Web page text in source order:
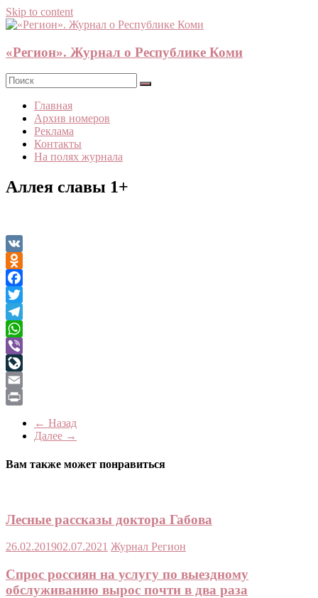
Skip to content
«Регион». Журнал о Республике Коми
Главная
Архив номеров
Реклама
Контакты
На полях журнала
Аллея славы 1+
VK
Odnoklassniki
Facebook
Twitter
Telegram
WhatsApp
Viber
LiveJournal
Email
← Назад
Далее →
Вам также может понравиться
Лесные рассказы доктора Габова
26.02.201902.07.2021 Журнал Регион
Спрос россиян на услугу по выездному
обслуживанию вырос почти в два раза